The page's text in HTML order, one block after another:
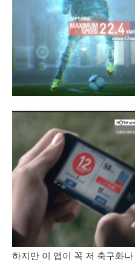
하지만 이 앱이 꼭 저 축구화